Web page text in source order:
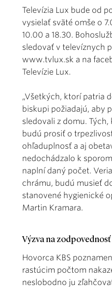
Televízia Lux bude od
vysielať sväté omše o
10.00 a 18.30.
sledovať v televíznych
www.tvlux.sk a na
Televízie Lux.
„Všetkých, ktorí patria
biskupi požiadajú, aby
sledovali z domu.
budú prosiť o
ohľaduplnosť a aj
nedochádzalo k
naplní daný počet.
chrámu, budú musieť
stanovené hygienické
Martin Kramara.
Výzva na zodpovednosť
Hovorca KBS
rastúcim počtom
neslobodno ju